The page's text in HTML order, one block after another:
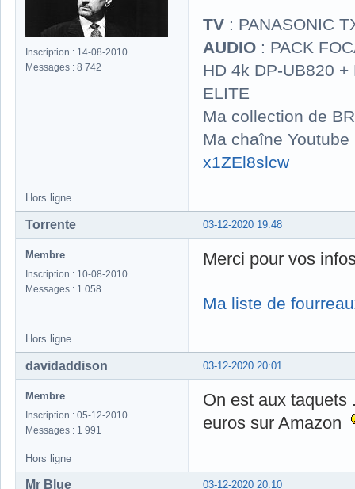
Inscription : 14-08-2010
Messages : 8 742
TV : PANASONIC
AUDIO : PACK
HD 4k DP-UB820
ELITE
Ma collection de
Ma chaîne
x1ZEl8slcw
Hors ligne
03-12-2020 19:48
Torrente
Membre
Inscription : 10-08-2010
Messages : 1 058
Merci pour vos
Ma liste de
Hors ligne
03-12-2020 20:01
davidaddison
Membre
Inscription : 05-12-2010
Messages : 1 991
On est aux taquets
euros sur Amazon
Hors ligne
03-12-2020 20:10
Mr Blue